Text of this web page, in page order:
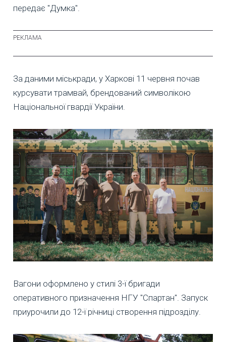
передає "Думка".
За даними міськради, у Харкові 11 червня почав
курсувати трамвай, брендований символікою
Національної гвардії України.
Вагони оформлено у стилі 3-ї бригади
оперативного призначення НГУ "Спартан". Запуск
приурочили до 12-ї річниці створення підрозділу.